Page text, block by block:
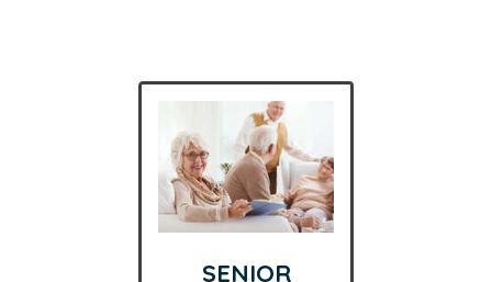
SPORTIF
SENIOR